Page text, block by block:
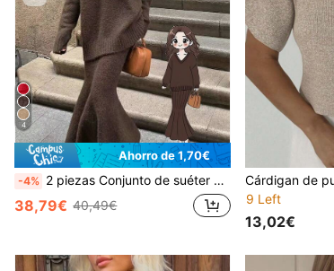
4
Ahorro de 1,70€
-4% 2 piezas Conjunto de suéter de moda versátil para mujer, blusa de punto de cuello en V de manga larga en color marrón combinada con falda larga de cola de sirena, conjunto elegante de 2 piezas de punto de unicolor para salidas de otoño/invierno
38,79€ 40,49€
9 Left
13,02€